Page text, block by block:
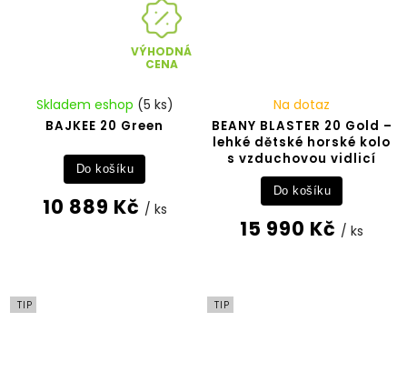
VÝHODNÁ
CENA
BAJKEE 20 Green
Skladem eshop (5 ks)
10 889 Kč / ks
Do košíku
BEANY BLASTER 20 Gold –
lehké dětské horské kolo
s vzduchovou vidlicí
Na dotaz
15 990 Kč / ks
Do košíku
TIP TIP